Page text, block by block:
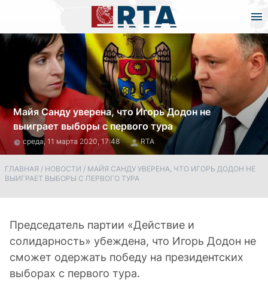
Майя Санду уверена, что Игорь Додон не
выиграет выборы с первого тура
среда, 11 марта 2020, 17:48 RTA
ГЛАВНАЯ / НОВОСТИ / МАЙЯ САНДУ УВЕРЕНА, ЧТО ИГОРЬ ДОДОН НЕ
ВЫИГРАЕТ ВЫБОРЫ С ПЕРВОГО ТУРА
Председатель партии «Действие и
солидарность» убеждена, что Игорь Додон не
сможет одержать победу на президентских
выборах с первого тура.